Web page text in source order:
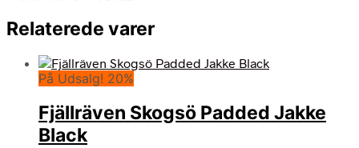
Relaterede varer
På Udsalg! 20%
Fjällräven Skogsö Padded Jakke
Black